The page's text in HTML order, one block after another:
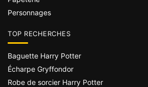
Personnages
TOP RECHERCHES
Baguette Harry Potter
Écharpe Gryffondor
Robe de sorcier Harry Potter